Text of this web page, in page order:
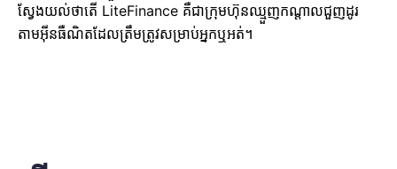
ស្វែងយល់ថាតើ LiteFinance គឺជាក្រុមហ៊ុនឈ្មួញកណ្តាលជួញដូរ
តាមអ៊ីនធឺណិតដែលត្រឹមត្រូវសម្រាប់អ្នកឬអត់។